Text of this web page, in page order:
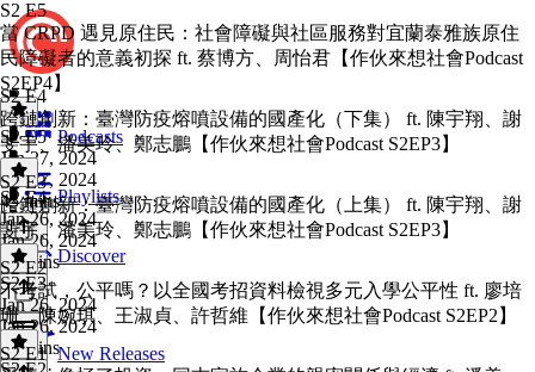
Podcasts
Playlists
Discover
New Releases
S2 E5
當 CRPD 遇見原住民：社會障礙與社區服務對宜蘭泰雅族原住
民障礙者的意義初探 ft. 蔡博方、周怡君【作伙來想社會Podcast
S2EP4】
S2 E5·
Jan 27, 2024
Jan 27, 2024
45 mins
S2 E4
跨鏈創新：臺灣防疫熔噴設備的國產化（下集） ft. 陳宇翔、謝
斐宇、潘美玲、鄭志鵬【作伙來想社會Podcast S2EP3】
S2 E4·
Jan 26, 2024
Jan 26, 2024
46 mins
S2 E3
跨鏈創新：臺灣防疫熔噴設備的國產化（上集） ft. 陳宇翔、謝
斐宇、潘美玲、鄭志鵬【作伙來想社會Podcast S2EP3】
S2 E3·
Jan 26, 2024
Jan 26, 2024
56 mins
S2 E2
不考試，公平嗎？以全國考招資料檢視多元入學公平性 ft. 廖培
珊、陳婉琪、王淑貞、許哲維【作伙來想社會Podcast S2EP2】
S2 E1